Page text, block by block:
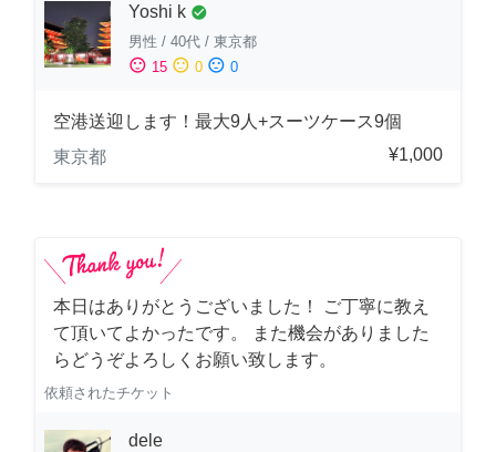
Yoshi k check_circle
男性 / 40代 / 東京都
sentiment_satisfied 15 sentiment_neutral 0 sentiment_dissatisfied 0
空港送迎します！最大9人+スーツケース9個
東京都
¥1,000
本日はありがとうございました！ ご丁寧に教え
て頂いてよかったです。 また機会がありました
らどうぞよろしくお願い致します。
依頼されたチケット
dele